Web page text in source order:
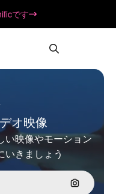
です
オ映像
い映像やモーション
いきましょう
画像で検